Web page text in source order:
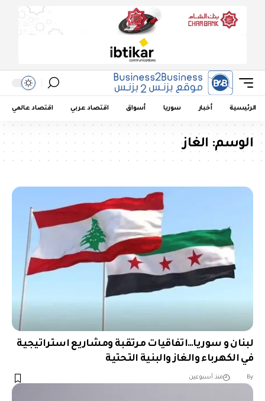
الرئيسية أخبار سوريا أسواق اقتصاد عربي اقتصاد عالمي
الوسم:الغاز
لبنان و سوريا…اتفاقيات مرتقبة ومشاريع استراتيجية
في الكهرباء والغاز والبنية التحتية
By منذ أسبوعين